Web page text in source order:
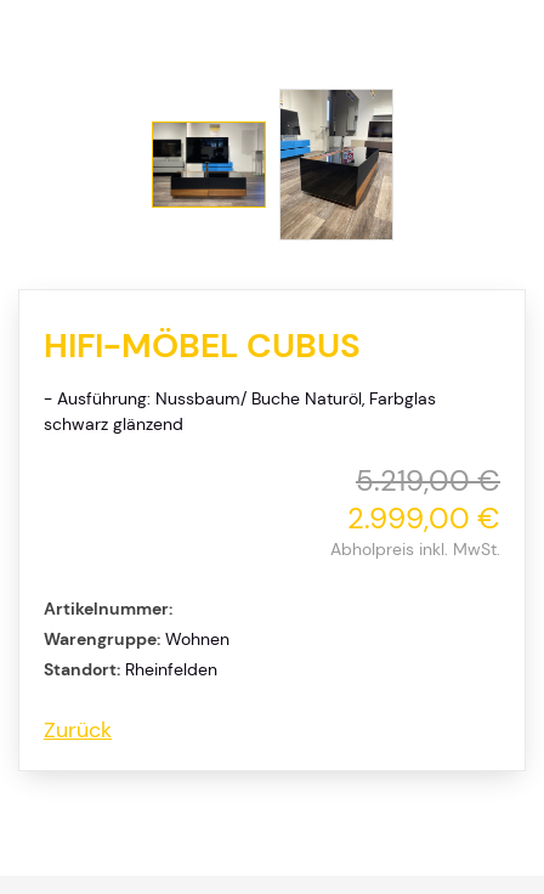
HIFI-MÖBEL CUBUS
- Ausführung: Nussbaum/ Buche Naturöl, Farbglas
schwarz glänzend
5.219,00 €
2.999,00 €
Abholpreis inkl. MwSt.
Artikelnummer:
Warengruppe: Wohnen
Standort: Rheinfelden
Zurück